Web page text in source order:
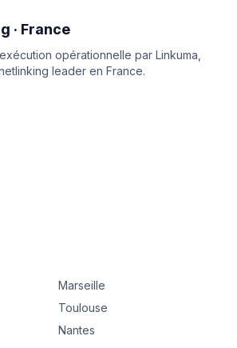
· France
opérationnelle par Linkuma
leader en France.
Marseille
Toulouse
Nantes